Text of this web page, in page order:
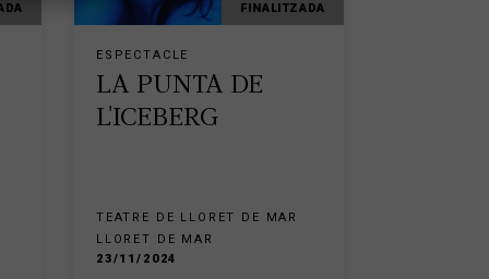
FINALITZADA
ESPECTACLE
LA PUNTA DE
L'ICEBERG
TEATRE DE LLORET DE MAR
LLORET DE MAR
23/11/2024